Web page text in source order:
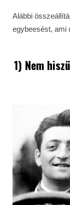
Alábbi
egybeesést, ami
1) Nem